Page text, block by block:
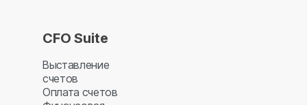
CFO Suite
Выставление
счетов
Оплата счетов